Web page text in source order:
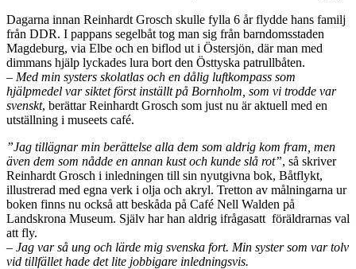
Dagarna innan Reinhardt Grosch skulle fylla 6 år flydde hans familj
från DDR. I pappans segelbåt tog man sig från barndomsstaden
Magdeburg, via Elbe och en biflod ut i Östersjön, där man med
dimmans hjälp lyckades lura bort den Östtyska patrullbåten.
– Med min systers skolatlas och en dålig luftkompass som
hjälpmedel var siktet först inställt på Bornholm, som vi trodde var
svenskt, berättar Reinhardt Grosch som just nu är aktuell med en
utställning i museets café.
”Jag tillägnar min berättelse alla dem som aldrig kom fram, men
även dem som nådde en annan kust och kunde slå rot”, så skriver
Reinhardt Grosch i inledningen till sin nyutgivna bok, Båtflykt,
illustrerad med egna verk i olja och akryl. Tretton av målningarna ur
boken finns nu också att beskåda på Café Nell Walden på
Landskrona Museum. Själv har han aldrig ifrågasatt föräldrarnas val
att fly.
– Jag var så ung och lärde mig svenska fort. Min syster som var tolv
vid tillfället hade det lite jobbigare inledningsvis.